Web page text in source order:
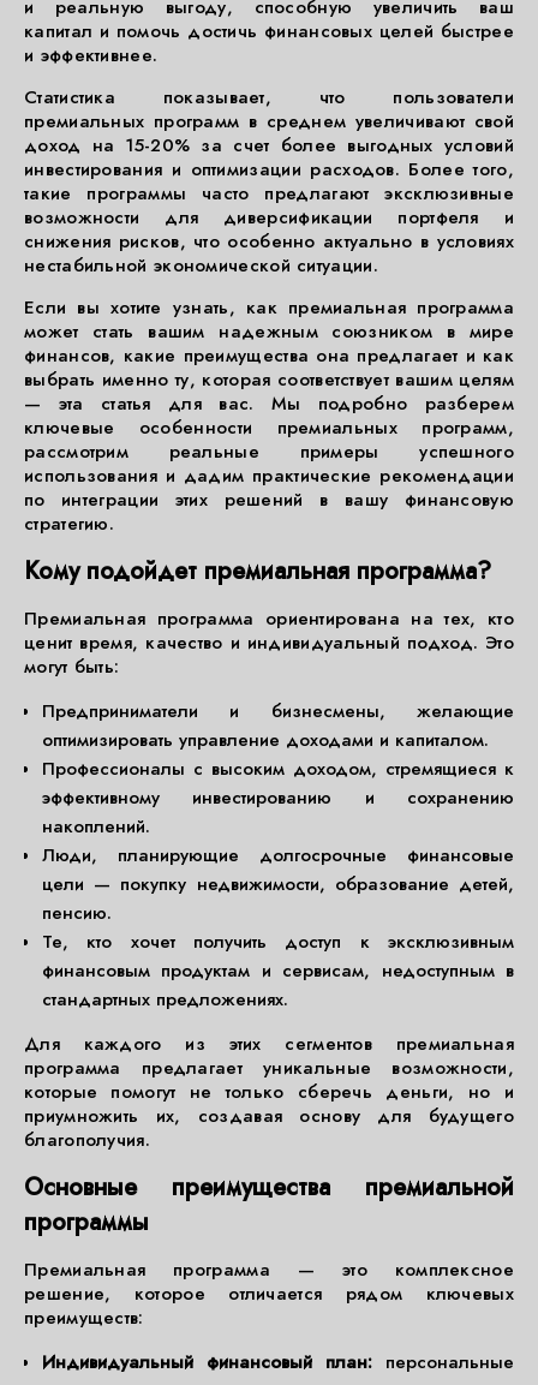
и реальную выгоду, способную увеличить ваш
капитал и помочь достичь финансовых целей быстрее
и эффективнее.
Статистика показывает, что пользователи
премиальных программ в среднем увеличивают свой
доход на 15-20% за счет более выгодных условий
инвестирования и оптимизации расходов. Более того,
такие программы часто предлагают эксклюзивные
возможности для диверсификации портфеля и
снижения рисков, что особенно актуально в условиях
нестабильной экономической ситуации.
Если вы хотите узнать, как премиальная программа
может стать вашим надежным союзником в мире
финансов, какие преимущества она предлагает и как
выбрать именно ту, которая соответствует вашим целям
— эта статья для вас. Мы подробно разберем
ключевые особенности премиальных программ,
рассмотрим реальные примеры успешного
использования и дадим практические рекомендации
по интеграции этих решений в вашу финансовую
стратегию.
Кому подойдет премиальная программа?
Премиальная программа ориентирована на тех, кто
ценит время, качество и индивидуальный подход. Это
могут быть:
Предприниматели и бизнесмены, желающие
оптимизировать управление доходами и капиталом.
Профессионалы с высоким доходом, стремящиеся к
эффективному инвестированию и сохранению
накоплений.
Люди, планирующие долгосрочные финансовые
цели — покупку недвижимости, образование детей,
пенсию.
Те, кто хочет получить доступ к эксклюзивным
финансовым продуктам и сервисам, недоступным в
стандартных предложениях.
Для каждого из этих сегментов премиальная
программа предлагает уникальные возможности,
которые помогут не только сберечь деньги, но и
приумножить их, создавая основу для будущего
благополучия.
Основные преимущества премиальной
программы
Премиальная программа — это комплексное
решение, которое отличается рядом ключевых
преимуществ:
Индивидуальный финансовый план: персональные